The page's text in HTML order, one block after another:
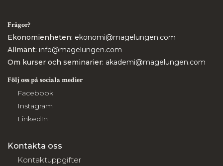
Frågor?
Ekonomienheten: ekonomi@magelungen.com
Allmänt: info@magelungen.com
Om kurser och seminarier: akademi@magelungen.com
Följ oss på sociala medier
Facebook
Instagram
LinkedIn
Kontakta oss
Kontaktuppgifter